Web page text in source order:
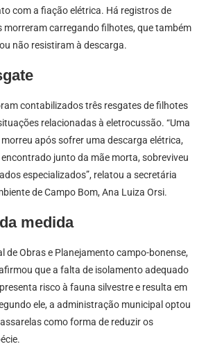
com a fiação elétrica. Há registros de
morreram carregando filhotes, que também
não resistiram à descarga.
contabilizados três resgates de filhotes
relacionadas à eletrocussão. “Uma
após sofrer uma descarga elétrica,
junto da mãe morta, sobreviveu
especializados”, relatou a secretária
de Campo Bom, Ana Luiza Orsi.
medida
de Obras e Planejamento campo-bonense,
que a falta de isolamento adequado
risco à fauna silvestre e resulta em
ele, a administração municipal optou
como forma de reduzir os